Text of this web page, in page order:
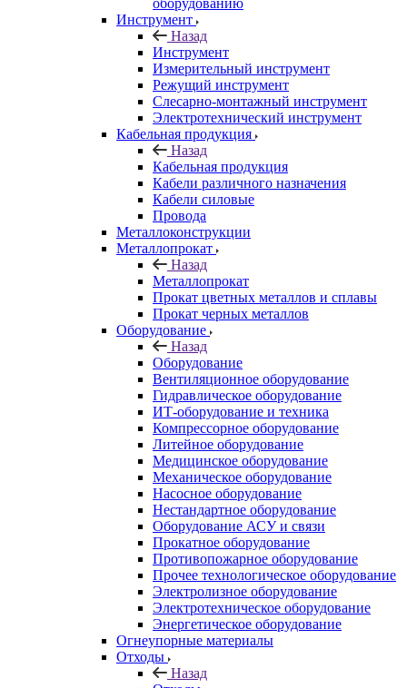
оборудованию
Инструмент
Назад
Инструмент
Измерительный инструмент
Режущий инструмент
Слесарно-монтажный инструмент
Электротехнический инструмент
Кабельная продукция
Назад
Кабельная продукция
Кабели различного назначения
Кабели силовые
Провода
Металлоконструкции
Металлопрокат
Назад
Металлопрокат
Прокат цветных металлов и сплавы
Прокат черных металлов
Оборудование
Назад
Оборудование
Вентиляционное оборудование
Гидравлическое оборудование
ИТ-оборудование и техника
Компрессорное оборудование
Литейное оборудование
Медицинское оборудование
Механическое оборудование
Насосное оборудование
Нестандартное оборудование
Оборудование АСУ и связи
Прокатное оборудование
Противопожарное оборудование
Прочее технологическое оборудование
Электролизное оборудование
Электротехническое оборудование
Энергетическое оборудование
Огнеупорные материалы
Отходы
Назад